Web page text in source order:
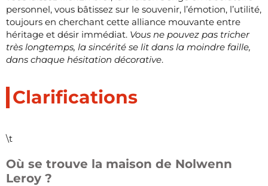
personnel, vous bâtissez sur le souvenir, l’émotion, l’utilité,
toujours en cherchant cette alliance mouvante entre
héritage et désir immédiat. Vous ne pouvez pas tricher
très longtemps, la sincérité se lit dans la moindre faille,
dans chaque hésitation décorative.
Clarifications
\t
Où se trouve la maison de Nolwenn
Leroy ?